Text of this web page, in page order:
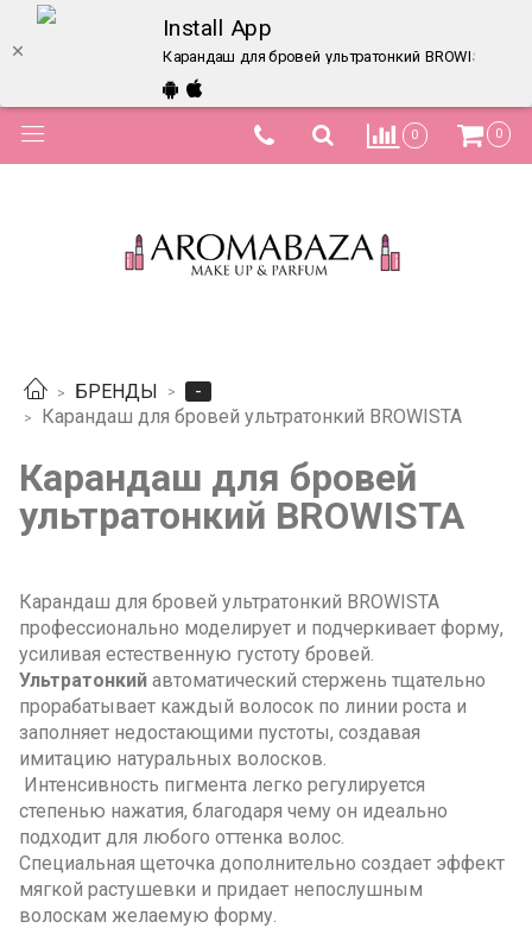
Install App
Карандаш для бровей ультратонкий BROWISTA –
0 0
БРЕНДЫ
-
Карандаш для бровей ультратонкий BROWISTA
Карандаш для бровей
ультратонкий BROWISTA
Карандаш для бровей ультратонкий BROWISTA
профессионально моделирует и подчеркивает форму,
усиливая естественную густоту бровей.
Ультратонкий автоматический стержень тщательно
прорабатывает каждый волосок по линии роста и
заполняет недостающими пустоты, создавая
имитацию натуральных волосков.
Интенсивность пигмента легко регулируется
степенью нажатия, благодаря чему он идеально
подходит для любого оттенка волос.
Специальная щеточка дополнительно создает эффект
мягкой растушевки и придает непослушным
волоскам желаемую форму.